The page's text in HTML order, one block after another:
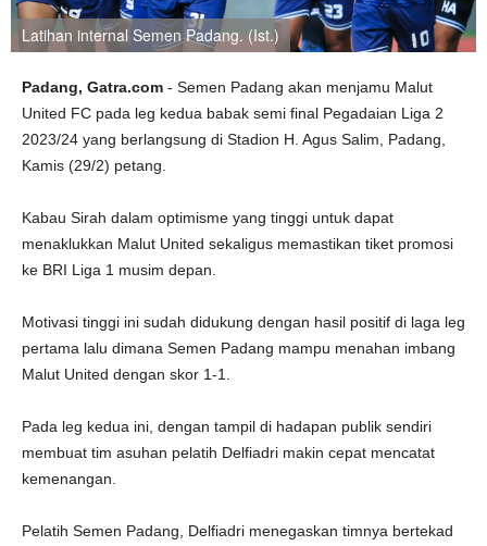
Latihan internal Semen Padang. (Ist.)
Padang, Gatra.com - Semen Padang akan menjamu Malut
United FC pada leg kedua babak semi final Pegadaian Liga 2
2023/24 yang berlangsung di Stadion H. Agus Salim, Padang,
Kamis (29/2) petang.
Kabau Sirah dalam optimisme yang tinggi untuk dapat
menaklukkan Malut United sekaligus memastikan tiket promosi
ke BRI Liga 1 musim depan.
Motivasi tinggi ini sudah didukung dengan hasil positif di laga leg
pertama lalu dimana Semen Padang mampu menahan imbang
Malut United dengan skor 1-1.
Pada leg kedua ini, dengan tampil di hadapan publik sendiri
membuat tim asuhan pelatih Delfiadri makin cepat mencatat
kemenangan.
Pelatih Semen Padang, Delfiadri menegaskan timnya bertekad